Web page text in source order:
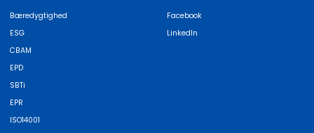
Bæredygtighed
ESG
CBAM
EPD
SBTi
EPR
ISO14001
Facebook
LinkedIn